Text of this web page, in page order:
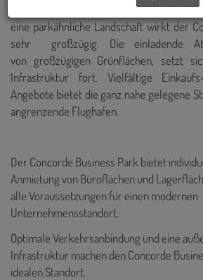
Durch seine architektonische Gestaltung
eine parkähnliche Landschaft wirkt der
sehr großzügig. Die einladende
von großzügigen Grünflächen, setzt
Infrastruktur fort. Vielfältige
Angebote bietet die ganz nahe gelegene
angrenzende Flughafen.
Der Concorde Business Park bietet
Anmietung von Büroflächen und
alle Voraussetzungen für einen modernen
Unternehmensstandort.
Optimale Verkehrsanbindung und eine
Infrastruktur machen den Concorde
idealen Standort.